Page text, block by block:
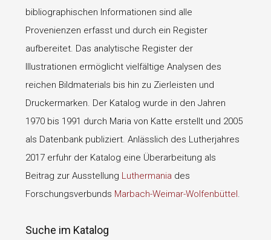
bibliographischen Informationen sind alle
Provenienzen erfasst und durch ein Register
aufbereitet. Das analytische Register der
Illustrationen ermöglicht vielfältige Analysen des
reichen Bildmaterials bis hin zu Zierleisten und
Druckermarken. Der Katalog wurde in den Jahren
1970 bis 1991 durch Maria von Katte erstellt und 2005
als Datenbank publiziert. Anlässlich des Lutherjahres
2017 erfuhr der Katalog eine Überarbeitung als
Beitrag zur Ausstellung Luthermania des
Forschungsverbunds Marbach-Weimar-Wolfenbüttel.
Suche im Katalog